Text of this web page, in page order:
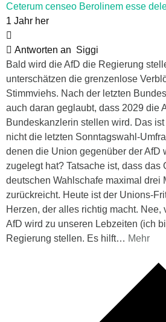
Ceterum censeo Berolinem esse
1 Jahr her
Antworten an Siggi
Bald wird die AfD die Regierung
unterschätzen die grenzenlose
Stimmviehs. Nach der letzten
auch daran geglaubt, dass 2029 die
Bundeskanzlerin stellen wird. Das
nicht die letzten Sonntagswahl-
denen die Union gegenüber der AfD
zugelegt hat? Tatsache ist, dass das
deutschen Wahlschafe maximal drei
zurückreicht. Heute ist der Unions-
Herzen, der alles richtig macht. Nee,
AfD wird zu unseren Lebzeiten (ich
Regierung stellen. Es hilft… Mehr